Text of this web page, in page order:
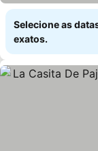
Selecione as
exatos.